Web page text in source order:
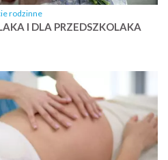
rodzinne
I DLA PRZEDSZKOLAKA